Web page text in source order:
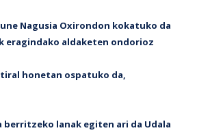
Nagusia Oxirondon kokatuko da
eragindako aldaketen ondorioz
honetan ospatuko da,
lanak egiten ari da Udala